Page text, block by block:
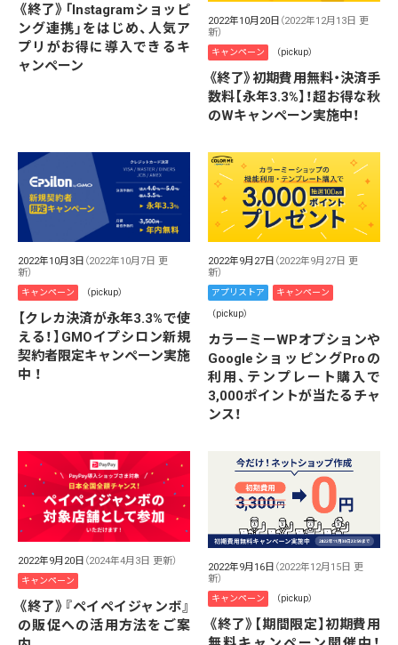
《終了》「Instagramショッピ
ング連携」をはじめ、人気ア
プリがお得に導入できるキ
ャンペーン
2022年10月20日 （2022年12月13日 更
新）
キャンペーン （pickup）
《終了》初期費用無料・決済手
数料【永年3.3%】！超お得な秋
のWキャンペーン実施中！
2022年10月3日 （2022年10月7日 更
新）
キャンペーン （pickup）
【クレカ決済が永年3.3%で使
える！】GMOイプシロン新規
契約者限定キャンペーン実施
中 ！
2022年9月27日 （2022年9月27日 更
新）
アプリストア キャンペーン
（pickup）
カラーミーWPオプションや
GoogleショッピングProの
利用、テンプレート購入で
3,000ポイントが当たるチャ
ンス！
2022年9月20日 （2024年4月3日 更新）
キャンペーン
《終了》『ペイペイジャンボ』
の販促への活用方法をご案
2022年9月16日 （2022年12月15日 更
新）
キャンペーン （pickup）
《終了》【期間限定】初期費用